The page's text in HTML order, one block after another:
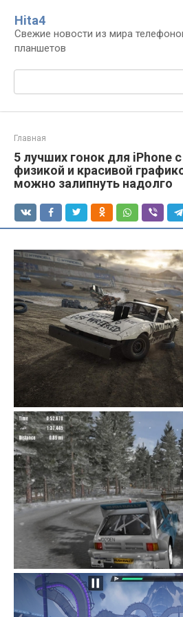
контенту
Нita4
Свежие новости из мира
планшетов
Поиск:
Главная
5 лучших гонок для iPhone
физикой и красивой
можно залипнуть надолго